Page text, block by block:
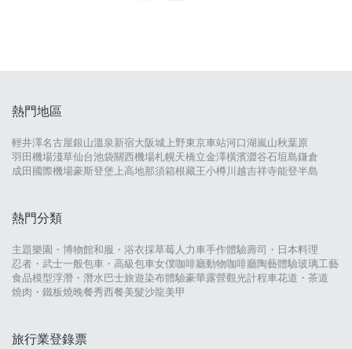
熱門地區
輕井澤名古屋銀山溫泉新宿大阪城 上野東京車站河口湖嵐山秋葉原
羽田機場淺草仙台池袋關西機場札幌天橋立金澤橫濱澀谷石垣島鎌倉
成田國際機場豪斯登堡 上高地那須箱根藏王小樽川越吉祥寺能登半島
熱門分類
主題樂園・博物館和服・浴衣採草莓人力車手作體驗壽司・日本料理
忍者・武士一般包車・高級包車女僕咖啡廳動物咖啡廳陶藝體驗玻璃工藝
食品模型浮潛・潛水巴士旅遊染布體驗豪華露營觀光計程車花道・茶道
燒肉・鐵板燒晚餐秀西餐美髮沙龍美甲
旅行業登錄票